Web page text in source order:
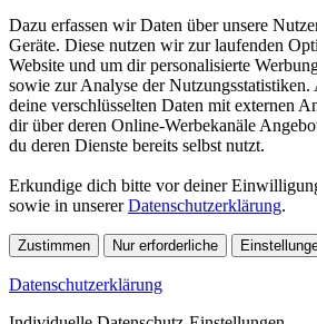
Dazu erfassen wir Daten über unsere
Geräte. Diese nutzen wir zur laufenden
Website und um dir personalisierte
sowie zur Analyse der
deine verschlüsselten Daten mit externen
dir über deren Online-Werbekanäle
du deren Dienste bereits selbst nutzt.
Erkundige dich bitte vor deiner
sowie in unsererDatenschutzerklärung.
Zustimmen Nur erforderliche
Datenschutzerklärung